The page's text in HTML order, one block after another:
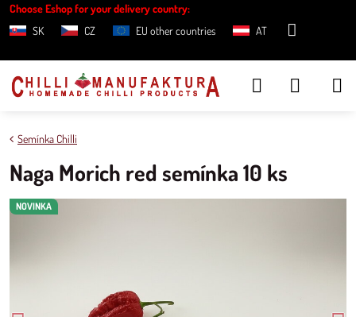
Choose Eshop for your delivery country:
SK
CZ EU other countries AT
NOVINKA
Semínka Chilli
Naga Morich red semínka 10 ks